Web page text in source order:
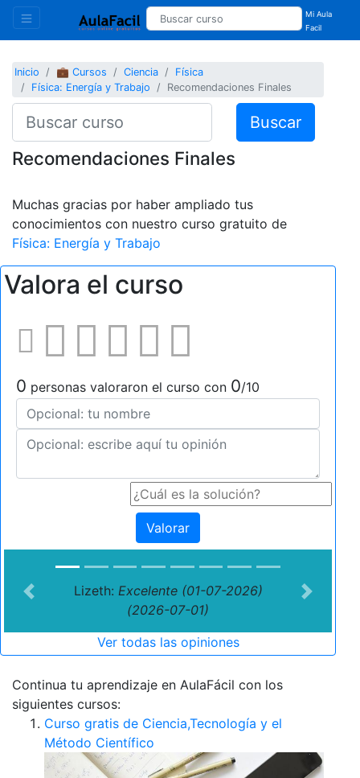
Mi Aula
Facil
Inicio 💼 Cursos Ciencia
Física
Física: Energía y Trabajo
Recomendaciones Finales
Buscar
Recomendaciones Finales
Muchas gracias por haber ampliado tus
conocimientos con nuestro curso gratuito de
Física: Energía y Trabajo
Valora el curso
0 personas valoraron el curso con 0/10
Valorar
Lizeth: Excelente (01-07-2026)
(2026-07-01)
Previous Next
Ver todas las opiniones
Continua tu aprendizaje en AulaFácil con los
siguientes cursos:
Curso gratis de Ciencia,Tecnología y el
Método Científico